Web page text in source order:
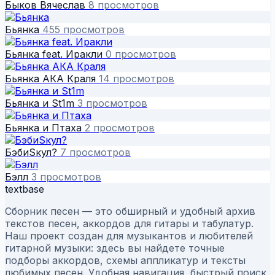
Быков Вячеслав 8 просмотров
Бьянка 455 просмотров
Бьянка feat. Иракли 0 просмотров
Бьянка АКА Краля 14 просмотров
Бьянка и St1m 3 просмотров
Бьянка и Птаха 2 просмотров
БэбиSкул? 7 просмотров
Бэлл 3 просмотров
textbase
Сборник песен — это обширный и удобный архив
текстов песен, аккордов для гитары и табулатур.
Наш проект создан для музыкантов и любителей
гитарной музыки: здесь вы найдете точные
подборы аккордов, схемы аппликатур и тексты
любимых песен. Удобная навигация, быстрый поиск